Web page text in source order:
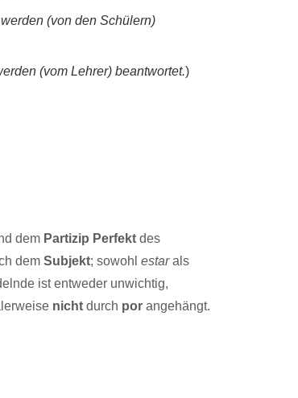
(von den Schülern)
(vom Lehrer) beantwortet.)
dem Partizip Perfekt des
demSubjekt; sowohlestarals
ist entweder unwichtig,
nicht durch por angehängt.